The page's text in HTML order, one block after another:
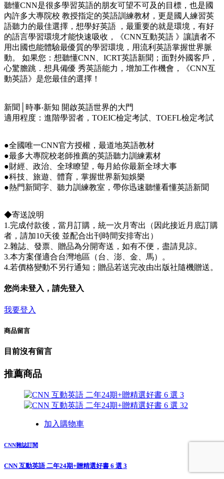
聽懂CNN是很多學習英語的朋友可望不可及的目標，也是國
內許多大專院校 教授指定的英語訓練教材，更是國人練習英
語聽力的最佳選擇，想學好英語 ，最重要的就是環境，有好
的語言學習環境才能快速吸收，《CNN互動英語 》讓讀者不
用出國也能體驗最優質的學習環境，用流利英語掌握世界脈
動。 如果您：想聽懂CNN、ICRT英語新聞；面對外國客戶，
心驚膽跳．想具備優 秀英語能力，增加工作機會，《CNN互
動英語》是您最佳的選擇！
新聞│時事‧新知 開啟英語世界的大門
適用程度：進階學習者，TOEIC檢定考試、TOEFL檢定考試
●全國唯一CNN官方授權，最道地英語教材
●最多大專院校老師推薦的英語聽力訓練素材
●財經、政治、全球瞭望，每月給你最新全球大事
●科技、旅遊、體育，掌握世界新知娛樂
●熱門新聞字、聽力訓練教室，帶你迅速聽懂看懂英語新聞
◆寄送說明
1.完成付款後，當月訂購，統一次月寄出（因此接近月底訂購
者，請加10天後 並配合出刊時間安排寄出）
2.雜誌、發票、贈品為分開寄送，如有不便，盡請見諒。
3.本方案僅適合台灣地區（台、澎、金、馬）。
4.若價格變動不另行通知；贈品若送完改由出版社隨機贈送。
您尚未登入，請先登入
我要登入
商品留言
目前沒有留言
推薦商品
加入購物車
CNN雜誌訂閱
CNN 互動英語 二年24期+贈精選好書 6 選 3